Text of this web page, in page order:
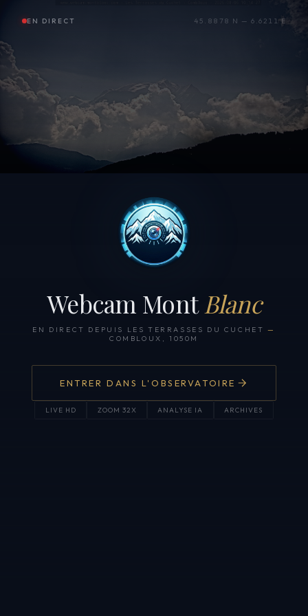
EN DIRECT 45.8878 N — 6.6211 E
Webcam Mont Blanc
EN DIRECT DEPUIS LES TERRASSES DU CUCHET —
COMBLOUX, 1050M
ENTRER DANS L'OBSERVATOIRE
LIVE HD ZOOM 32X ANALYSE IA ARCHIVES